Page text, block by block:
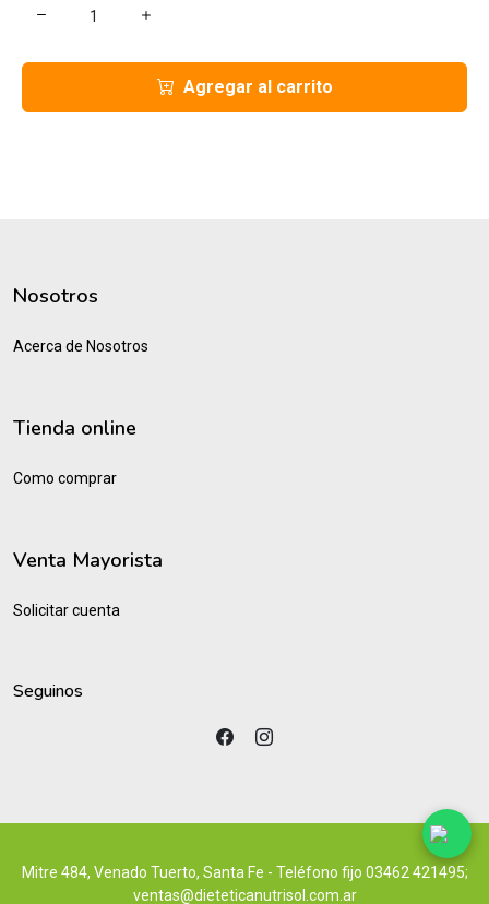
Agregar al carrito
Nosotros
Acerca de Nosotros
Tienda online
Como comprar
Venta Mayorista
Solicitar cuenta
Seguinos
Mitre 484, Venado Tuerto, Santa Fe - Teléfono fijo 03462 421495;
ventas@dieteticanutrisol.com.ar